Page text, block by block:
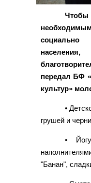
Чтобы
социально
населения,
передал БФ
культур»
•
грушей и
•
"Банан",